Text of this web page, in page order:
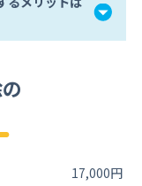
17,000円